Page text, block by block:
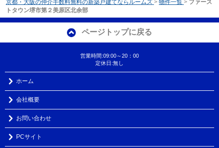
京都・大阪の仲介手数料無料の新築戸建てならルームズ > 物件一覧 > ファース
トタウン堺市第２美原区北余部
ページトップに戻る
営業時間:09:00～20：00
定休日:無し
ホーム
会社概要
お問い合わせ
PCサイト